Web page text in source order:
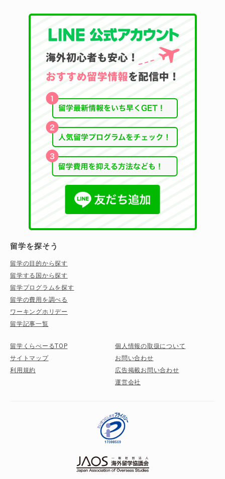
留学を探そう
留学の目的から探す
留学する国から探す
留学プログラムを探す
留学の費用を調べる
ワーキングホリデー
留学記事一覧
留学くらべーるTOP
サイトマップ
利用規約
個人情報の取扱について
お問い合わせ
広告掲載お問い合わせ
運営会社